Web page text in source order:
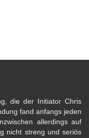
die der Initiator Chris
fand anfangs jeden
allerdings auf
nicht streng und seriös